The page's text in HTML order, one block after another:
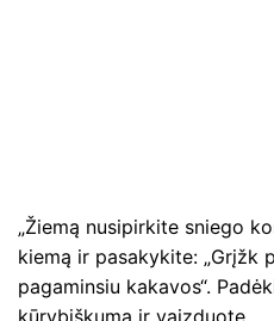
„Žiemą nusipirkite sniego
kiemą ir pasakykite: „Grįžk
pagaminsiu kakavos“.